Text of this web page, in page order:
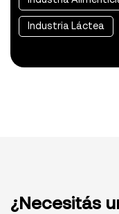
Industria Láctea
¿Necesitás